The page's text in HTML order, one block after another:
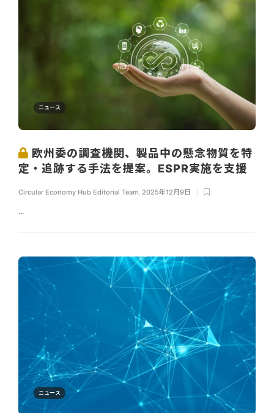
ニュース
欧州委の調査機関、製品中の懸念物質を特
定・追跡する手法を提案。ESPR実施を支援
Circular Economy Hub Editorial Team 2025年12月9日
...
ニュース